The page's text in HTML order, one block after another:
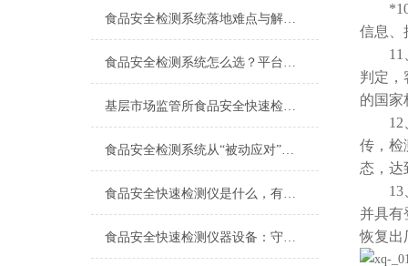
食品安全检测系统落地难点与解决思路，过来人的实战经验
食品安全检测系统怎么选？平台化、数据化、智能化三个方向
基层市场监管所食品安全快速检测仪哪个牌子好？2026年品牌测评与选购指南
食品安全检测系统从“被动应对”到“主动防控”的智慧升级
食品安全快速检测仪是什么，有什么作用？
食品安全快速检测仪器设备：守护“舌尖安全”的技术哨兵
*10
信息、
11、
判定，
的国家
12、
传，检
态，达
13、
并具有
恢复出